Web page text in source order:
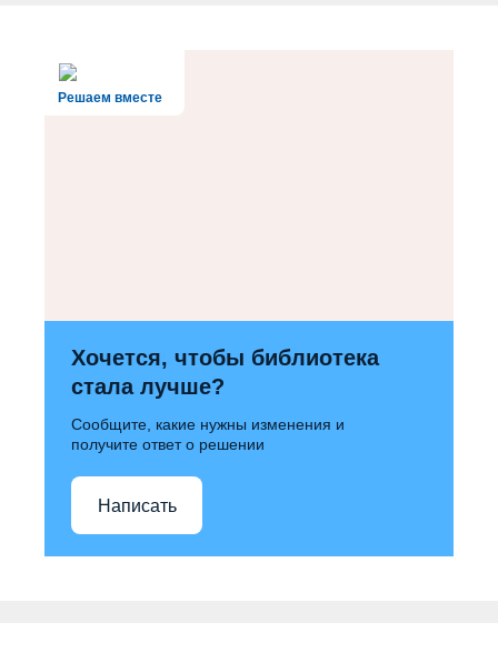
Решаем вместе
Хочется, чтобы библиотека
стала лучше?
Сообщите, какие нужны изменения и
получите ответ о решении
Написать